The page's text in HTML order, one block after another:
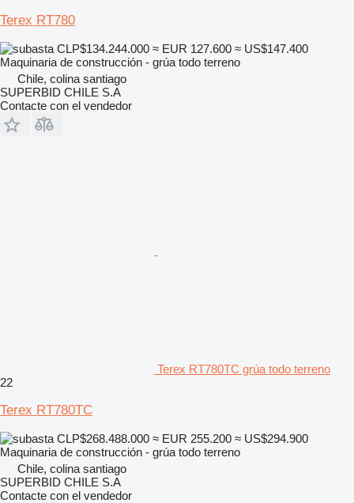
Terex RT780
CLP$134.244.000 ≈ EUR 127.600 ≈ US$147.400
Maquinaria de construcción - grúa todo terreno
Chile, colina santiago
SUPERBID CHILE S.A
Contacte con el vendedor
Terex RT780TC grúa todo terreno
22
Terex RT780TC
CLP$268.488.000 ≈ EUR 255.200 ≈ US$294.900
Maquinaria de construcción - grúa todo terreno
Chile, colina santiago
SUPERBID CHILE S.A
Contacte con el vendedor